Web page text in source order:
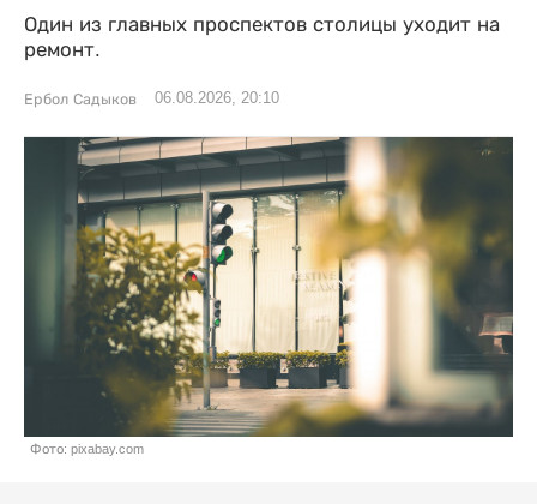
Один из главных проспектов столицы уходит на
ремонт.
Ербол Садыков 06.08.2026, 20:10
Фото: pixabay.com